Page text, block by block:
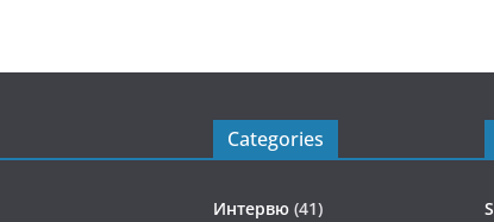
Categories
Интервю (41)